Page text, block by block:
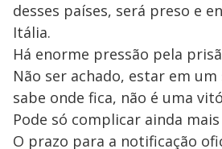
desses países, será preso e
Itália.
Há enorme pressão pela
Não ser achado, estar em
sabe onde fica, não é uma
Pode só complicar ainda
O prazo para a notificação